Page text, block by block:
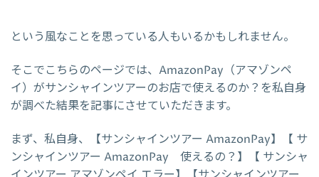
という風なことを思っている人もいるかもしれません。
そこでこちらのページでは、AmazonPay（アマゾンペ
イ）がサンシャインツアーのお店で使えるのか？を私自身
が調べた結果を記事にさせていただきます。
まず、私自身、【サンシャインツアー AmazonPay】【 サ
ンシャインツアー AmazonPay 使えるの？】【 サンシャ